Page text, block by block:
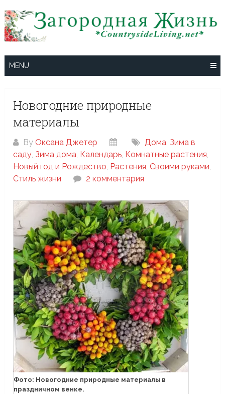
to
content
MENU
Новогодние природные
материалы
By Оксана Джетер Дома, Зима в
саду, Зима дома, Календарь, Комнатные растения,
Новый год и Рождество, Растения, Своими руками,
Стиль жизни
2 комментария
Фото: Новогодние природные материалы в
праздничном венке.